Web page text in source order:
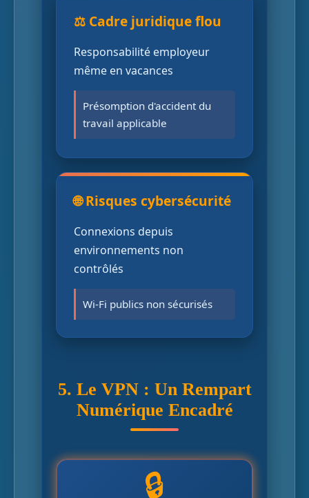
⚖️ Cadre juridique flou
Responsabilité employeur
même en vacances
Présomption d'accident du
travail applicable
🌐 Risques cybersécurité
Connexions depuis
environnements non
contrôlés
Wi-Fi publics non sécurisés
5. Le VPN : Un Rempart
Numérique Encadré
🔒
L'usage d'un VPN nécessite